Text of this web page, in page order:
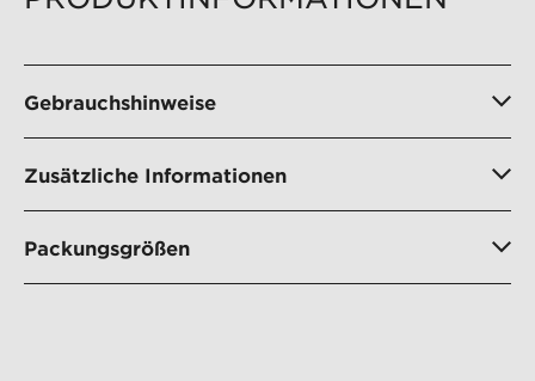
Gebrauchshinweise
Zusätzliche Informationen
Packungsgrößen